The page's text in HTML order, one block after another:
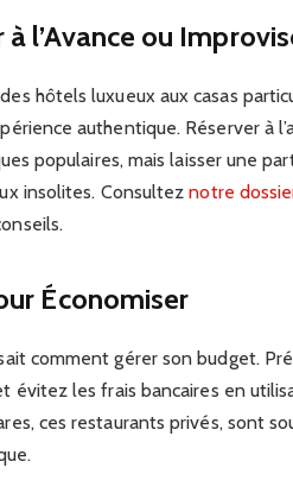
l’Avance ou
hôtels luxueux aux casas
authentique. Réserver à
populaires, mais laisser une
insolites. Consulteznotre
Économiser
comment gérer son budget.
évitez les frais bancaires en
ces restaurants privés, sont